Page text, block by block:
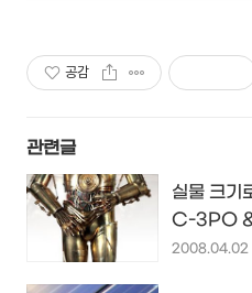
공감
관련글
실물 크기
C-3PO
2008.04.02